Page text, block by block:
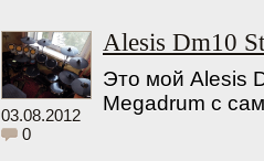
03.08.2012
0
Alesis Dm10
Это мой Alesis
Megadrum с